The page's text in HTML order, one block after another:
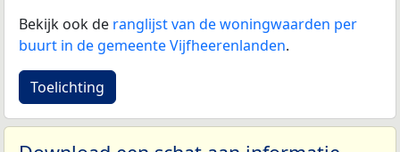
Bekijk ook de ranglijst van de woningwaarden per
buurt in de gemeente Vijfheerenlanden.
Toelichting